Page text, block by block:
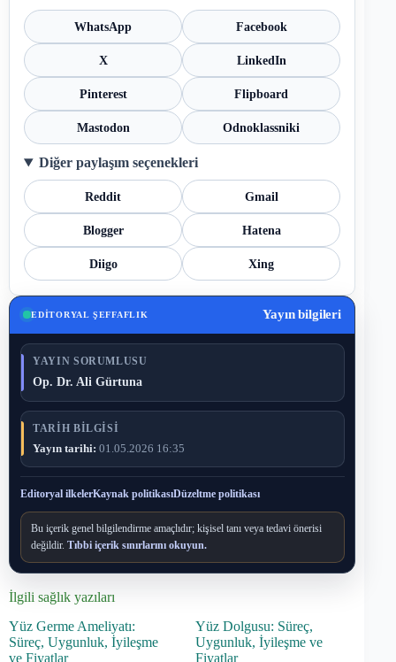
WhatsApp Facebook
X LinkedIn
Pinterest Flipboard
Mastodon Odnoklassniki
Diğer paylaşım seçenekleri
Reddit Gmail
Blogger Hatena
Diigo Xing
EDITORYAL ŞEFFAFLIK Yayın bilgileri
YAYIN SORUMLUSU
Op. Dr. Ali Gürtuna
TARIH BILGISI
Yayın tarihi: 01.05.2026 16:35
Editoryal ilkelerKaynak politikasıDüzeltme politikası
Bu içerik genel bilgilendirme amaçlıdır; kişisel tanı veya tedavi önerisi
değildir. Tıbbi içerik sınırlarını okuyun.
İlgili sağlık yazıları
Yüz Germe Ameliyatı:
Süreç, Uygunluk, İyileşme
ve Fiyatlar
Yüz Dolgusu: Süreç,
Uygunluk, İyileşme ve
Fiyatlar